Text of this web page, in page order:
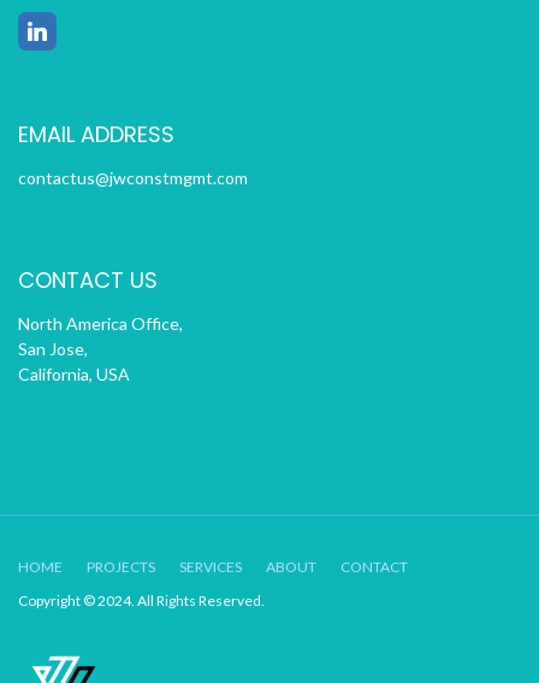
EMAIL ADDRESS
contactus@jwconstmgmt.com
CONTACT US
North America Office,
San Jose,
California, USA
HOME PROJECTS SERVICES ABOUT
CONTACT
Copyright © 2024. All Rights Reserved.